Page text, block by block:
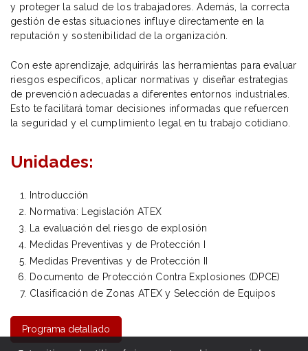
y proteger la salud de los trabajadores. Además, la correcta
gestión de estas situaciones influye directamente en la
reputación y sostenibilidad de la organización.
Con este aprendizaje, adquirirás las herramientas para evaluar
riesgos específicos, aplicar normativas y diseñar estrategias
de prevención adecuadas a diferentes entornos industriales.
Esto te facilitará tomar decisiones informadas que refuercen
la seguridad y el cumplimiento legal en tu trabajo cotidiano.
Unidades:
Introducción
Normativa: Legislación ATEX
La evaluación del riesgo de explosión
Medidas Preventivas y de Protección I
Medidas Preventivas y de Protección II
Documento de Protección Contra Explosiones (DPCE)
Clasificación de Zonas ATEX y Selección de Equipos
Programa detallado